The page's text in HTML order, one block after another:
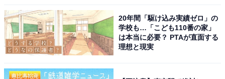
Jackery「JE-100」
20年間「駆け込み実績ゼロ」の
学校も…「こども110番の家」
は本当に必要？ PTAが直面する
理想と現実